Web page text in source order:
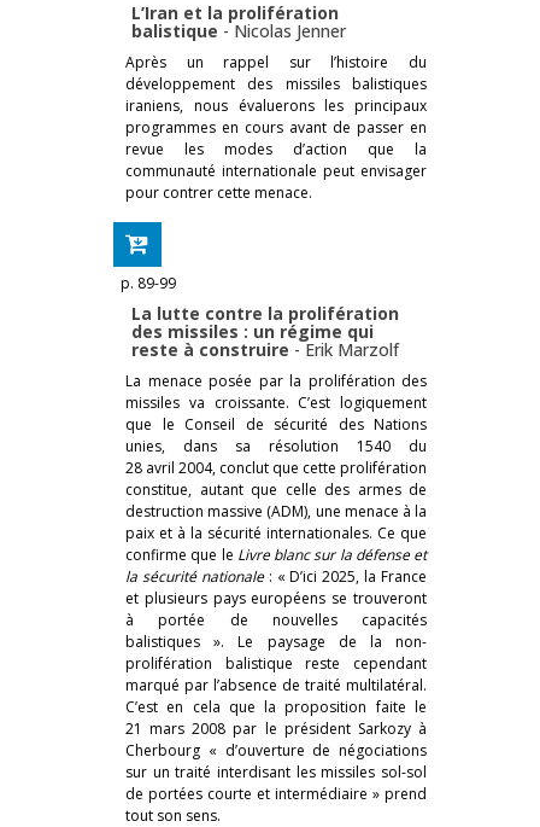
L’Iran et la prolifération
balistique -Nicolas Jenner
Après un rappel sur l’histoire du
développement des missiles balistiques
iraniens, nous évaluerons les principaux
programmes en cours avant de passer en
revue les modes d’action que la
communauté in­ternationale peut envisager
pour contrer cette menace.
p. 89-99
La lutte contre la prolifération
des missiles : un régime qui
reste à construire -Erik Marzolf
La menace posée par la prolifération des
missiles va croissante. C’est logiquement
que le Conseil de sécurité des Nations
unies, dans sa résolution 1540 du
28 avril 2004, conclut que cette prolifération
constitue, autant que celle des armes de
destruction massive (ADM), une menace à la
paix et à la sécurité internationales. Ce que
confirme que le Livre blanc sur la défense et
la sécurité nationale: « D’ici 2025, la France
et plusieurs pays européens se trouveront
à portée de nouvelles capacités
balistiques ». Le paysage de la non-
prolifération balistique reste cependant
marqué par l’absence de traité multilatéral.
C’est en cela que la proposition faite le
21 mars 2008 par le président Sarkozy à
Cherbourg « d’ouverture de négociations
sur un traité interdisant les missiles sol-sol
de portées courte et intermédiaire » prend
tout son sens.